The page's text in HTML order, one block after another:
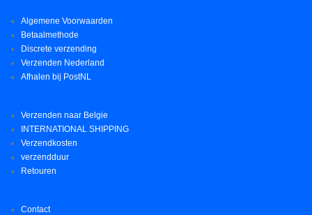
Algemene Voorwaarden
Betaalmethode
Discrete verzending
Verzenden Nederland
Afhalen bij PostNL
Verzenden naar Belgie
INTERNATIONAL SHIPPING
Verzendkosten
verzendduur
Retouren
Contact